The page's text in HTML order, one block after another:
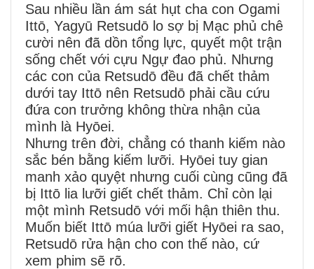
Sau nhiều lần ám sát hụt cha con Ogami
Ittō, Yagyū Retsudō lo sợ bị Mạc phủ chê
cười nên đã dồn tổng lực, quyết một trận
sống chết với cựu Ngự đao phủ. Nhưng
các con của Retsudō đều đã chết thảm
dưới tay Ittō nên Retsudō phải cầu cứu
đứa con trưởng không thừa nhận của
mình là Hyōei.
Nhưng trên đời, chẳng có thanh kiếm nào
sắc bén bằng kiếm lưỡi. Hyōei tuy gian
manh xảo quyệt nhưng cuối cùng cũng đã
bị Ittō lia lưỡi giết chết thảm. Chỉ còn lại
một mình Retsudō với mối hận thiên thu.
Muốn biết Ittō múa lưỡi giết Hyōei ra sao,
Retsudō rửa hận cho con thế nào, cứ
xem phim sẽ rõ.